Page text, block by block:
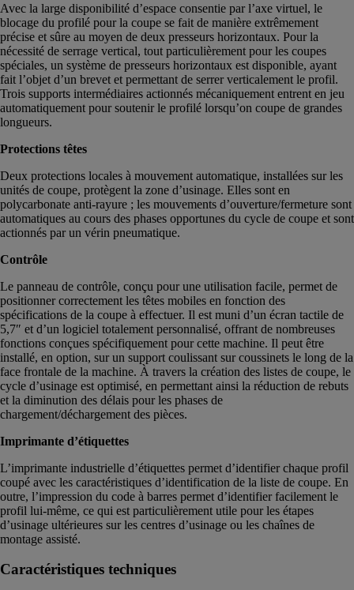
Avec la large disponibilité d’espace consentie par l’axe virtuel, le
blocage du profilé pour la coupe se fait de manière extrêmement
précise et sûre au moyen de deux presseurs horizontaux. Pour la
nécessité de serrage vertical, tout particulièrement pour les coupes
spéciales, un système de presseurs horizontaux est disponible, ayant
fait l’objet d’un brevet et permettant de serrer verticalement le profil.
Trois supports intermédiaires actionnés mécaniquement entrent en jeu
automatiquement pour soutenir le profilé lorsqu’on coupe de grandes
longueurs.
Protections têtes
Deux protections locales à mouvement automatique, installées sur les
unités de coupe, protègent la zone d’usinage. Elles sont en
polycarbonate anti-rayure ; les mouvements d’ouverture/fermeture sont
automatiques au cours des phases opportunes du cycle de coupe et sont
actionnés par un vérin pneumatique.
Contrôle
Le panneau de contrôle, conçu pour une utilisation facile, permet de
positionner correctement les têtes mobiles en fonction des
spécifications de la coupe à effectuer. Il est muni d’un écran tactile de
5,7″ et d’un logiciel totalement personnalisé, offrant de nombreuses
fonctions conçues spécifiquement pour cette machine. Il peut être
installé, en option, sur un support coulissant sur coussinets le long de la
face frontale de la machine. À travers la création des listes de coupe, le
cycle d’usinage est optimisé, en permettant ainsi la réduction de rebuts
et la diminution des délais pour les phases de
chargement/déchargement des pièces.
Imprimante d’étiquettes
L’imprimante industrielle d’étiquettes permet d’identifier chaque profil
coupé avec les caractéristiques d’identification de la liste de coupe. En
outre, l’impression du code à barres permet d’identifier facilement le
profil lui-même, ce qui est particulièrement utile pour les étapes
d’usinage ultérieures sur les centres d’usinage ou les chaînes de
montage assisté.
Caractéristiques techniques